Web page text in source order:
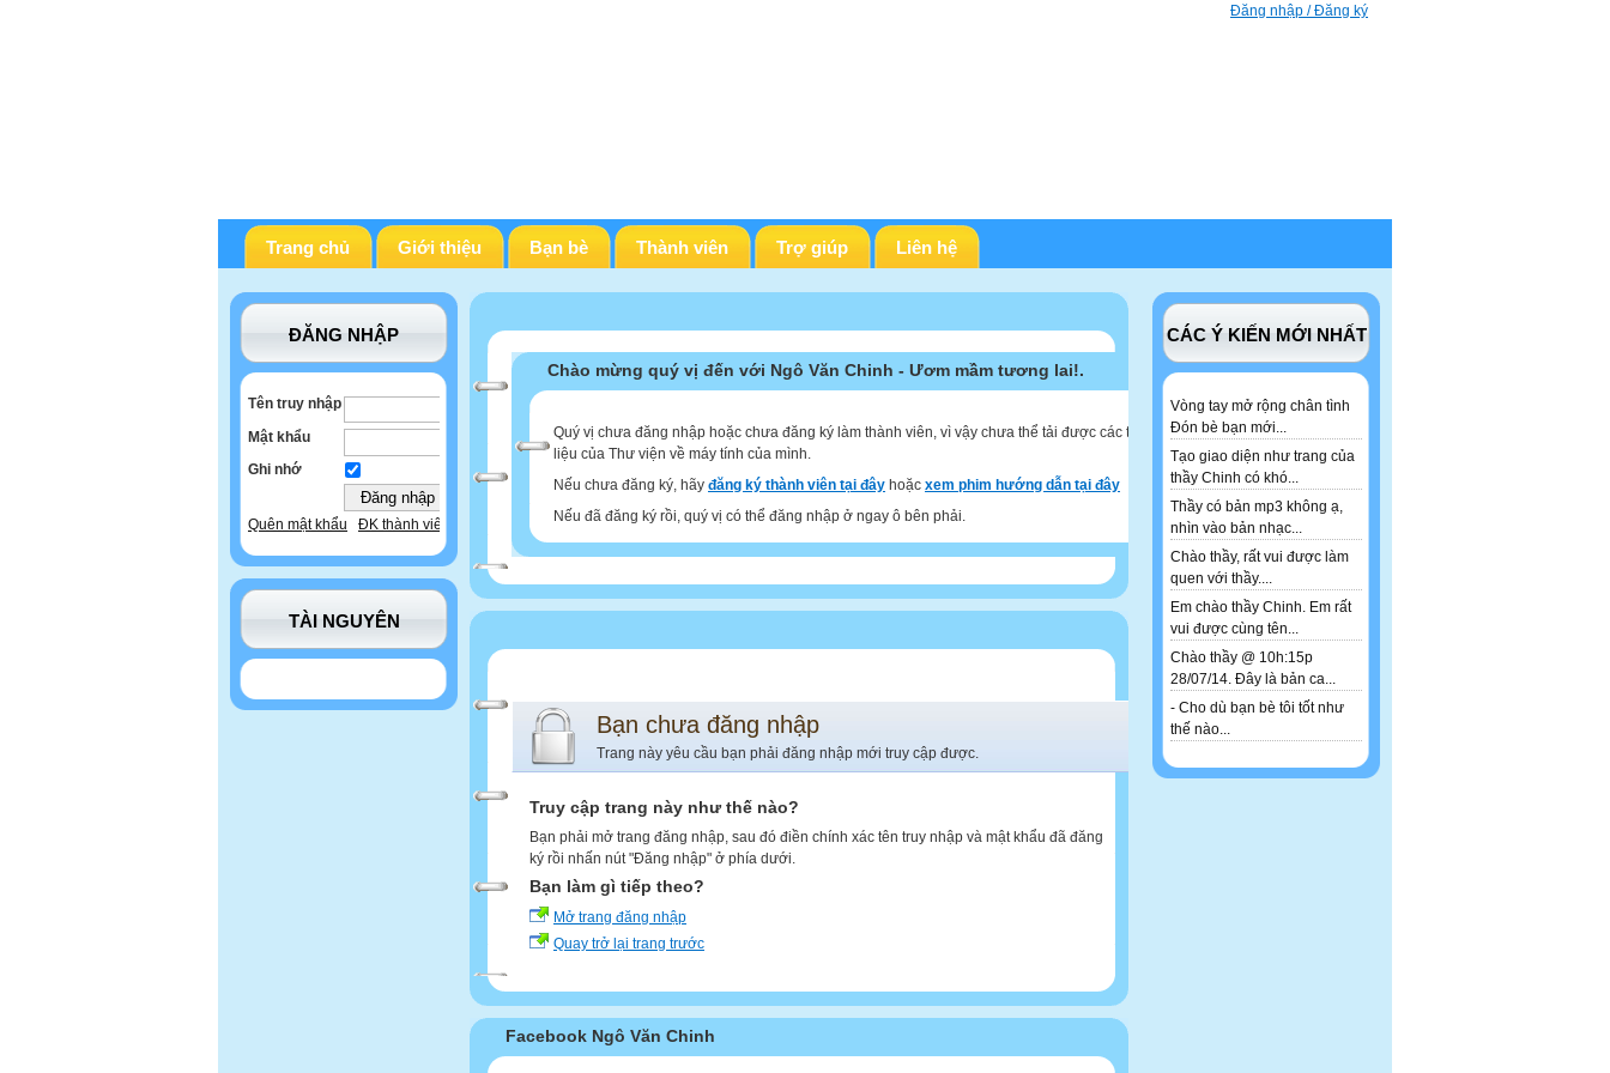
Đăng nhập / Đăng ký
Trang chủ Giới thiệu Bạn bè Thành viên Trợ giúp Liên hệ
ĐĂNG NHẬP
Tên truy nhập
Mật khẩu
Ghi nhớ
Quên mật khẩu ĐK thành viên
TÀI NGUYÊN
CÁC Ý KIẾN MỚI NHẤT
Vòng tay mở rộng chân tình
Đón bè bạn mới...
Tạo giao diện như trang của
thầy Chinh có khó...
Thầy có bản mp3 không ạ,
nhìn vào bản nhạc...
Chào thầy, rất vui được làm
quen với thầy....
Em chào thầy Chinh. Em rất
vui được cùng tên...
Chào thầy @ 10h:15p
28/07/14. Đây là bản ca...
- Cho dù bạn bè tôi tốt như
thế nào...
Chào mừng quý vị đến với Ngô Văn Chinh - Ươm mầm tương lai!.
Quý vị chưa đăng nhập hoặc chưa đăng ký làm thành viên, vì vậy chưa thể tải được các tư
liệu của Thư viện về máy tính của mình.
Nếu chưa đăng ký, hãy đăng ký thành viên tại đây hoặc xem phim hướng dẫn tại đây
Nếu đã đăng ký rồi, quý vị có thể đăng nhập ở ngay ô bên phải.
Bạn chưa đăng nhập
Trang này yêu cầu bạn phải đăng nhập mới truy cập được.
Truy cập trang này như thế nào?
Bạn phải mở trang đăng nhập, sau đó điền chính xác tên truy nhập và mật khẩu đã đăng
ký rồi nhấn nút "Đăng nhập" ở phía dưới.
Bạn làm gì tiếp theo?
Mở trang đăng nhập
Quay trở lại trang trước
Facebook Ngô Văn Chinh